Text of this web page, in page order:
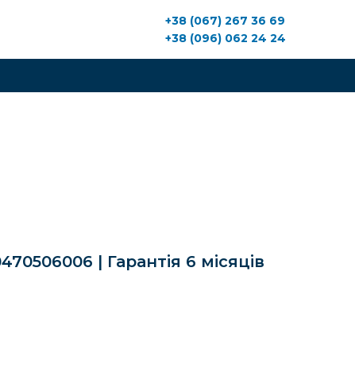
+38 (067) 267 36 69
+38 (096) 062 24 24
| Гарантія 6 місяців